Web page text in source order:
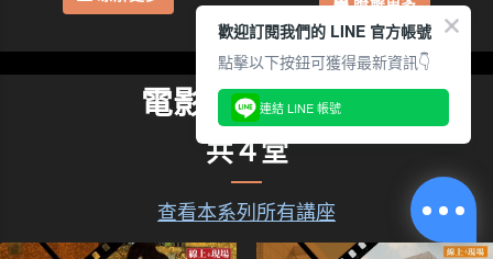
瞭解更多
電影的藝術之眼
共４堂
查看本系列所有講座
歡迎訂閱我們的 LINE 官方帳號
點擊以下按鈕可獲得最新資訊👇
連結 LINE 帳號